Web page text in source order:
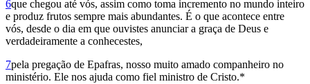
6que chegou até vós, assim como toma incremento no mundo inteiro
e produz frutos sempre mais abundantes. É o que acontece entre
vós, desde o dia em que ouvistes anunciar a graça de Deus e
verdadeiramente a conhecestes,
7pela pregação de Epafras, nosso muito amado companheiro no
ministério. Ele nos ajuda como fiel ministro de Cristo.*